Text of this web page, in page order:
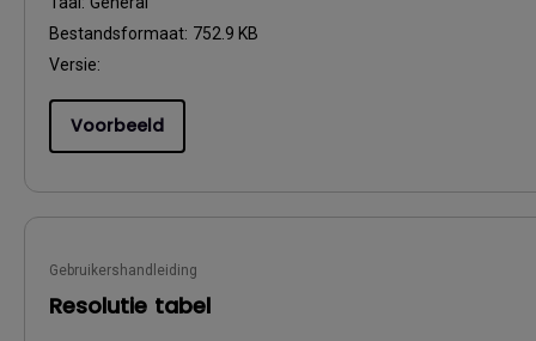
Bestandsformaat: 752.9 KB
Versie:
Voorbeeld
Gebruikershandleiding
Resolutie tabel